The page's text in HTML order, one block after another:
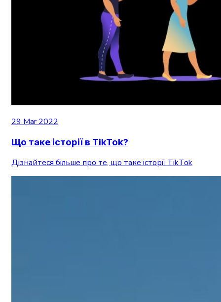
29 Mar 2022
Що таке історії в TikTok?
Дізнайтеся більше про те, що таке історії TikTok